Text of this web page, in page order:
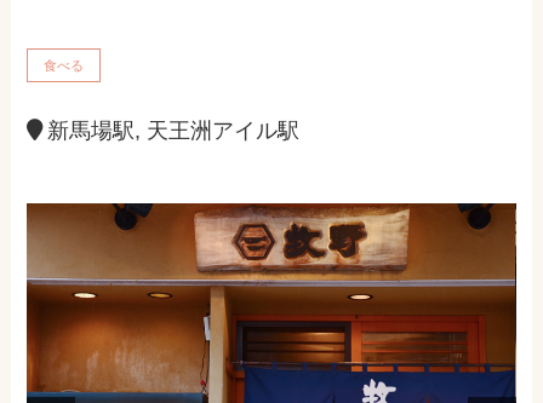
食べる
新馬場駅, 天王洲アイル駅